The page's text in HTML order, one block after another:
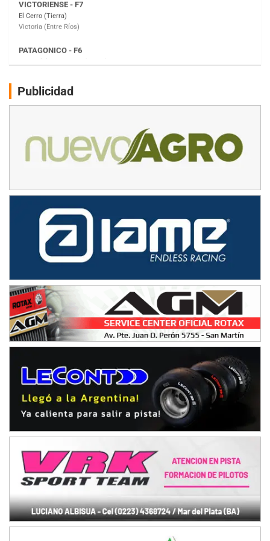
Moto Club Reginense (Tierra)
Gral. E. Godoy (Río Negro)
Juventud Unida (Tierra)
NORESTE SANTAFESINO - F6
Ciudad de Avellaneda (Asfalto)
Avellaneda (Santa Fe)
José Samuel Sánchez (Tierra)
Rufino (Santa Fe)
Juan Navarro (Asfalto)
COBERTURA ESPECIAL DE E-KART.COM.AR
08/09-AGO
IAME SERIES ARGENTINA 6
Baradero (Buenos Aires)
KDO - F6
Ciudad de Trenque Lauquen (Asfalto)
Trenque Lauquen (Buenos Aires)
ENTRERRIANO - F6 (POSTERGADA)
Villaguay (Entre Ríos)
VICTORIENSE - F7
El Cerro (Tierra)
Victoria (Entre Ríos)
PATAGONICO - F6
Moto Club Reginense (Tierra)
Gral. E. Godoy (Río Negro)
CSK - F7
Juventud Unida (Tierra)
Humboldt (Santa Fe)
Publicidad